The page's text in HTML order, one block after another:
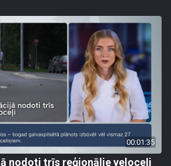
00:01:35
nodoti trīs reģionālie veloceļi